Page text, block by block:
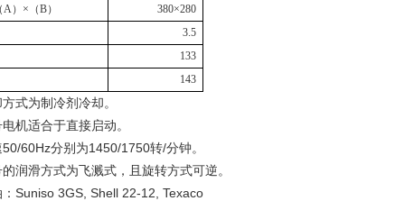
A）×（B） 380×280
3.5
133
143
为制冷剂冷却。
适合于直接启动。
60Hz分别为1450/1750转/分钟。
滑方式为飞溅式，且旋转方式可逆。
3GS, Shell 22-12, Texaco